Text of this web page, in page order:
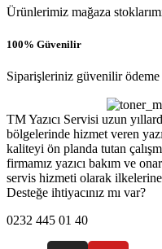
Ürünlerimiz mağaza
100% Güvenilir
Siparişleriniz güvenilir ödeme
TM Yazıcı Servisi uzun
bölgelerinde hizmet veren
kaliteyi ön planda tutan
firmamız yazıcı bakım ve
servis hizmeti olarak
Desteğe ihtiyacınız mı var?
0232 445 01 40